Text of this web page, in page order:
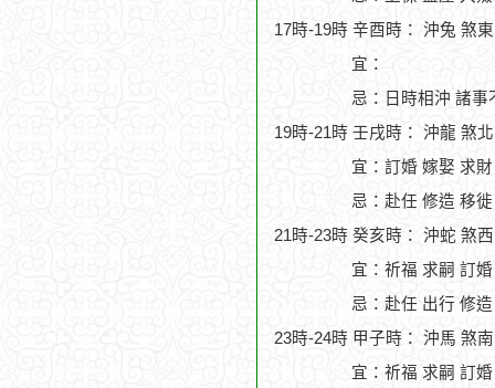
17時-19時 辛酉時： 沖兔 煞
宜：
忌：日時相沖 諸事
19時-21時 壬戌時： 沖龍 煞
宜：訂婚 嫁娶 求
忌：赴任 修造 移
21時-23時 癸亥時： 沖蛇 煞
宜：祈福 求嗣 訂
忌：赴任 出行 修
23時-24時 甲子時： 沖馬 煞
宜：祈福 求嗣 訂